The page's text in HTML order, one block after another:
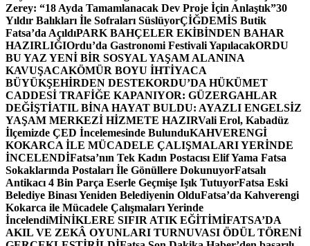
Zerey: “18 Ayda Tamamlanacak Dev Proje İçin Anlaştık”30
Yıldır Balıkları İle Sofraları SüslüyorÇİĞDEMİS Butik
Fatsa’da AçıldıPARK BAHÇELER EKİBİNDEN BAHAR
HAZIRLIĞIOrdu’da Gastronomi Festivali YapılacakORDU
BU YAZ YENİ BİR SOSYAL YAŞAM ALANINA
KAVUŞACAKÖMÜR BOYU İHTİYACA
BÜYÜKŞEHİRDEN DESTEKORDU’DA HÜKÜMET
CADDESİ TRAFİĞE KAPANIYOR: GÜZERGAHLAR
DEĞİŞTİATIL BİNA HAYAT BULDU: AYAZLI ENGELSİZ
YAŞAM MERKEZİ HİZMETE HAZIRVali Erol, Kabadüz
İlçemizde ÇED İncelemesinde BulunduKAHVERENGİ
KOKARCA İLE MÜCADELE ÇALIŞMALARI YERİNDE
İNCELENDİFatsa’nın Tek Kadın Postacısı Elif Yama Fatsa
Sokaklarında Postaları İle Gönüllere DokunuyorFatsalı
Antikacı 4 Bin Parça Eserle Geçmişe Işık TutuyorFatsa Eski
Belediye Binası Yeniden Belediyenin OlduFatsa’da Kahverengi
Kokarca ile Mücadele Çalışmaları Yerinde
İncelendiMİNİKLERE SIFIR ATIK EĞİTİMİFATSA’DA
AKIL VE ZEKÂ OYUNLARI TURNUVASI ÖDÜL TÖRENİ